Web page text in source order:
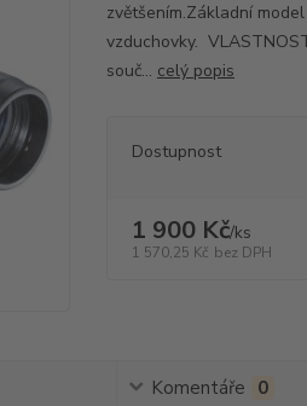
zvětšením.Základní
vzduchovky.
souč... celý popis
Dostupnost
1 900 Kč/ks
1 570,25 Kč bez DPH
Komentáře 0